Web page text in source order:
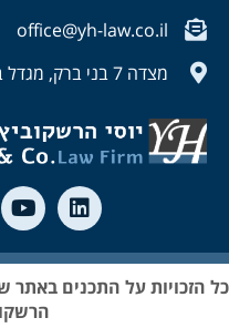
office@yh-law.co.il
מצדה 7 בני ברק, מגדל ב.ס.ר 4 , קומה 40
כל הזכויות על התכנים באתר